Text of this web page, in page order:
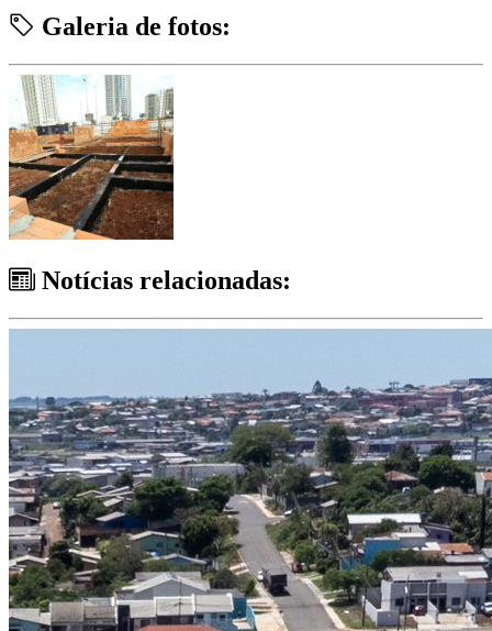
Galeria de fotos:
Notícias relacionadas: